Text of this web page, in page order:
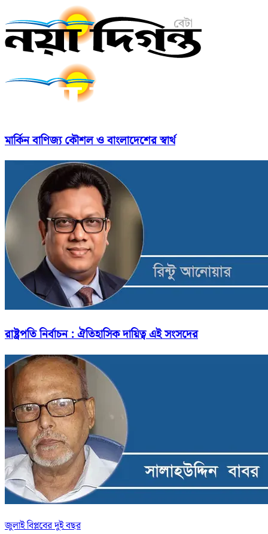
মার্কিন বাণিজ্য কৌশল ও বাংলাদেশের স্বার্থ
রাষ্ট্রপতি নির্বাচন : ঐতিহাসিক দায়িত্ব এই সংসদের
জুলাই বিপ্লবের দুই বছর